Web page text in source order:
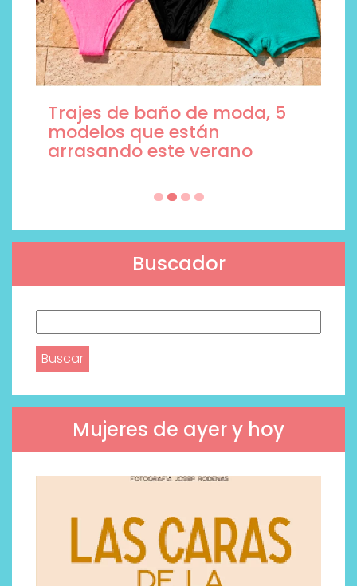
Trajes de baño de moda, 5
modelos que están
arrasando este verano
Buscador
Mujeres de ayer y hoy